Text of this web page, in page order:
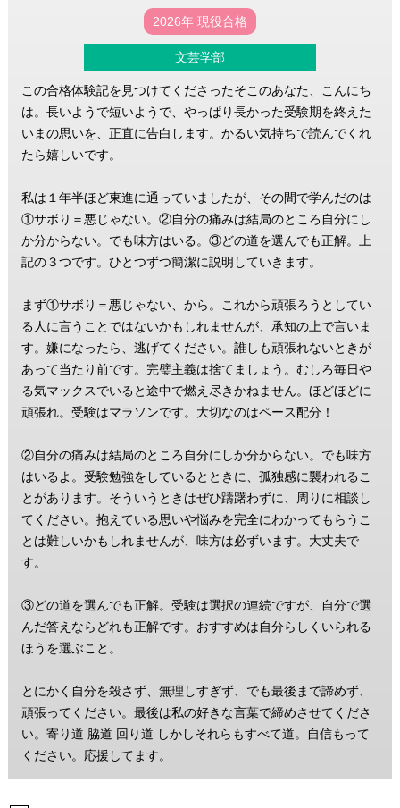
2026年 現役合格
文芸学部
この合格体験記を見つけてくださったそこのあなた、こんにち
は。長いようで短いようで、やっぱり長かった受験期を終えた
いまの思いを、正直に告白します。かるい気持ちで読んでくれ
たら嬉しいです。
私は１年半ほど東進に通っていましたが、その間で学んだのは
①サボり＝悪じゃない。②自分の痛みは結局のところ自分にし
か分からない。でも味方はいる。③どの道を選んでも正解。上
記の３つです。ひとつずつ簡潔に説明していきます。
まず①サボり＝悪じゃない、から。これから頑張ろうとしてい
る人に言うことではないかもしれませんが、承知の上で言いま
す。嫌になったら、逃げてください。誰しも頑張れないときが
あって当たり前です。完璧主義は捨てましょう。むしろ毎日や
る気マックスでいると途中で燃え尽きかねません。ほどほどに
頑張れ。受験はマラソンです。大切なのはペース配分！
②自分の痛みは結局のところ自分にしか分からない。でも味方
はいるよ。受験勉強をしているとときに、孤独感に襲われるこ
とがあります。そういうときはぜひ躊躇わずに、周りに相談し
てください。抱えている思いや悩みを完全にわかってもらうこ
とは難しいかもしれませんが、味方は必ずいます。大丈夫で
す。
③どの道を選んでも正解。受験は選択の連続ですが、自分で選
んだ答えならどれも正解です。おすすめは自分らしくいられる
ほうを選ぶこと。
とにかく自分を殺さず、無理しすぎず、でも最後まで諦めず、
頑張ってください。最後は私の好きな言葉で締めさせてくださ
い。寄り道 脇道 回り道 しかしそれらもすべて道。自信もって
ください。応援してます。